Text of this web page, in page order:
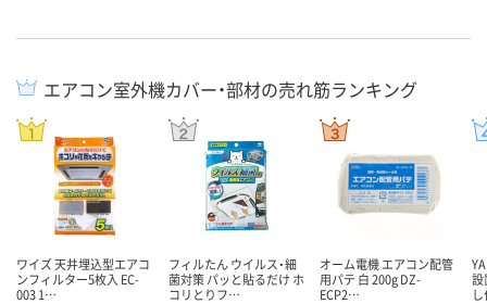
エアコン室外機カバー・部材の売れ筋ランキング
ワイズ 天井埋込型エアコ
ンフィルター5枚入 EC-
003 1…
フィルたん ウイルス・細
菌対策 パッと貼るだけ ホ
コリとりフ…
オーム電機 エアコン配管
用パテ 白 200g DZ-
ECP2…
設